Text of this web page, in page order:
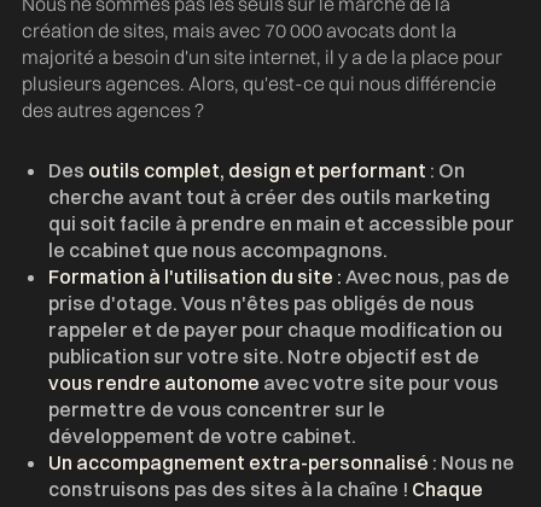
création de sites, mais avec 70 000 avocats dont la
majorité a besoin d'un site internet, il y a de la place pour
plusieurs agences. Alors, qu'est-ce qui nous différencie
des autres agences ?
Des outils complet, design et performant : On
cherche avant tout à créer des outils marketing
qui soit facile à prendre en main et accessible pour
le ccabinet que nous accompagnons.
Formation à l'utilisation du site : Avec nous, pas de
prise d'otage. Vous n'êtes pas obligés de nous
rappeler et de payer pour chaque modification ou
publication sur votre site. Notre objectif est de
vous rendre autonome avec votre site pour vous
permettre de vous concentrer sur le
développement de votre cabinet.
Un accompagnement extra-personnalisé : Nous ne
construisons pas des sites à la chaîne ! Chaque